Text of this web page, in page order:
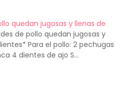
quedan jugosas y llenas de
de pollo quedan jugosas y
Para el pollo: 2 pechugas
4 dientes de ajo S...